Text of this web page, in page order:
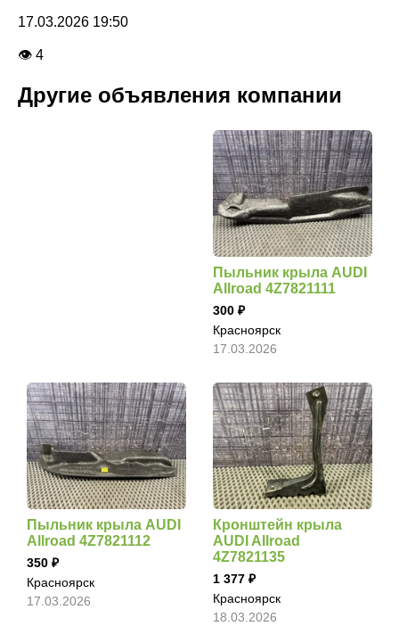
17.03.2026 19:50
👁 4
Другие объявления компании
Пыльник крыла AUDI
Allroad 4Z7821111
300
Красноярск
17.03.2026
Пыльник крыла AUDI
Allroad 4Z7821112
350
Красноярск
17.03.2026
Кронштейн крыла
AUDI Allroad
4Z7821135
1 377
Красноярск
18.03.2026